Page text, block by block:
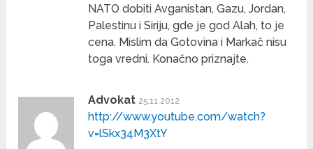
NATO dobiti Avganistan, Gazu, Jordan,
Palestinu i Siriju, gde je god Alah, to je
cena. Mislim da Gotovina i Markač nisu
toga vredni. Konačno priznajte.
Advokat 25.11.2012
http://www.youtube.com/watch?
v=lSkx34M3XtY